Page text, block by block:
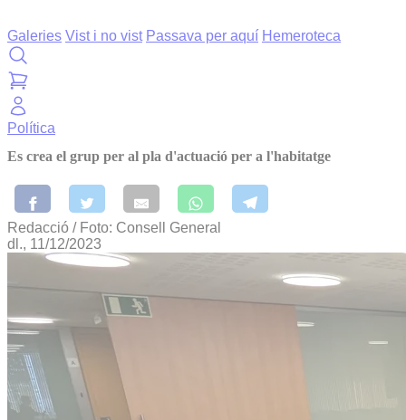
Galeries Vist i no vist Passava per aquí Hemeroteca
Política
Es crea el grup per al pla d'actuació per a l'habitatge
Redacció / Foto: Consell General
dl., 11/12/2023